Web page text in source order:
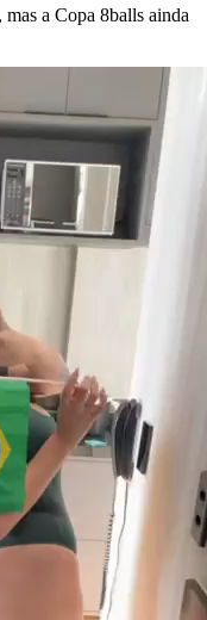
a Copa 8balls ainda